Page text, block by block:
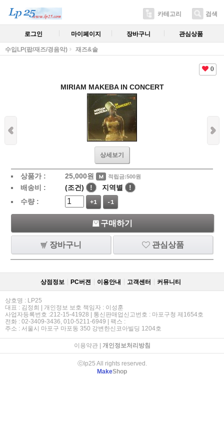
카테고리 검색
로그인 마이페이지 장바구니 관심상품
수입LP(팝/재즈/경음악) 재즈&솔
0
MIRIAM MAKEBA IN CONCERT
상세보기
상품가 : 25,000원 적립금:500원
배송비 : (조건) ! 지역별
!
수량 :
+1 -1
구매하기
장바구니 관심상품
상점정보 PC버젼 이용안내 고객센터 커뮤니티
상호명 : LP25
대표 : 김정희 | 개인정보 보호 책임자 : 이성훈
사업자등록번호 :212-15-41928 | 통신판매업신고번호 : 마포구청 제1654호
전화 : 02-3409-3436, 010-5211-6949 | 팩스 :
주소 : 서울시 마포구 마포동 350 강변한신코아빌딩 1204호
이용약관| 개인정보처리방침
ⓒlp25 All rights reserved.
MakeShop